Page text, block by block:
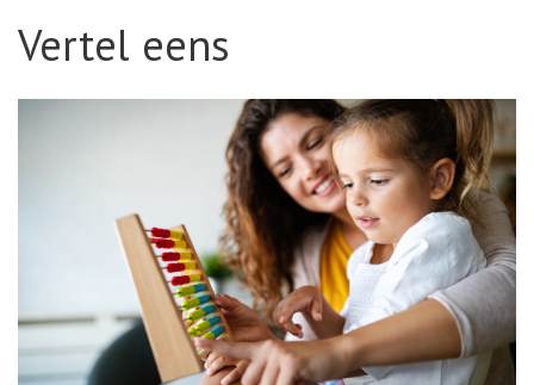
Vertel eens